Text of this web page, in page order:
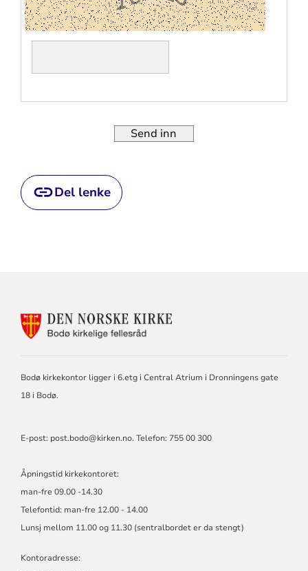
Send inn
Del lenke
KONTAKTINFORMASJON
FELLESRÅD
Bodø kirkekontor ligger i 6.etg i Central Atrium i Dronningens gate
18 i Bodø.
E-post: post.bodo@kirken.no. Telefon: 755 00 300
Åpningstid kirkekontoret:
man-fre 09.00 -14.30
Telefontid: man-fre 12.00 - 14.00
Lunsj mellom 11.00 og 11.30 (sentralbordet er da stengt)
Kontoradresse: